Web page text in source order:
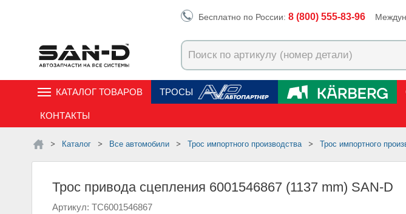
Бесплатно по России: 8 (800) 555-83-96
КАТАЛОГ ТОВАРОВ ТРОСЫ
КОНТАКТЫ
Каталог Все автомобили Трос импортного производства Трос импортного
Трос привода сцепления 6001546867 (1137 mm) SAN-D
Артикул: TC6001546867